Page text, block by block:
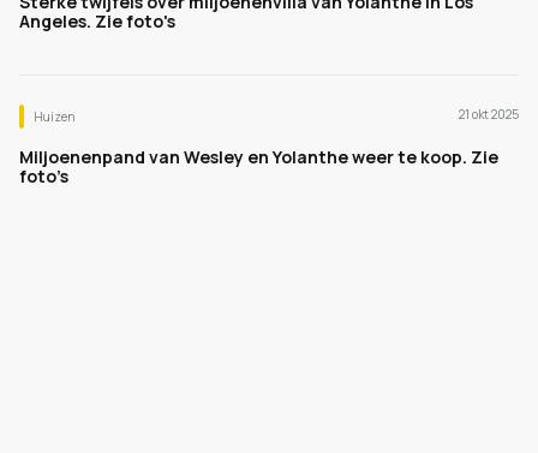
Angeles. Zie foto's
Huizen 21 okt 2025
Miljoenenpand van Wesley en Yolanthe weer te koop. Zie
foto’s